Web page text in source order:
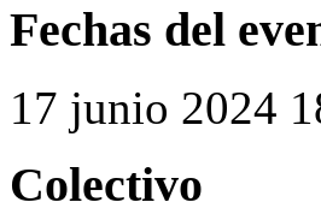
Fechas del
17 junio 2024
Colectivo